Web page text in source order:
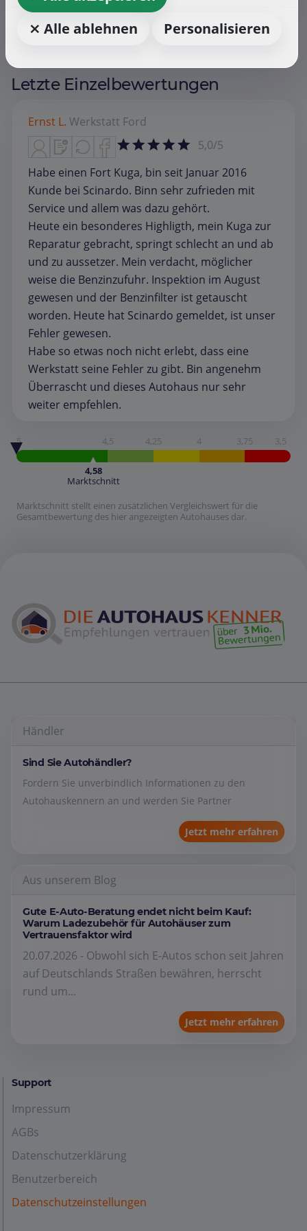
Letzte Einzelbewertungen
Ernst L. Werkstatt Ford
5,0/5
Habe einen Fort Kuga, bin seit Januar 2016
Kunde bei Scinardo. Binn sehr zufrieden mit
Service und allem was dazu gehört.
Heute ein besonderes Highligth, mein Kuga zur
Reparatur gebracht, springt schlecht an und ab
und zu aussetzer. Mein verdacht, möglicher
weise die Benzinzufuhr. Inspektion im August
gewesen und der Benzinfilter ist getauscht
worden. Heute hat Scinardo gemeldet, ist unser
Fehler gewesen.
Habe so etwas noch nicht erlebt, dass eine
Werkstatt seine Fehler zu gibt. Bin angenehm
Überrascht und dieses Autohaus nur sehr
weiter empfehlen.
5 4,5 4,25 4 3,75 3,5
4,58
Marktschnitt
Marktschnitt stellt einen zusätzlichen Vergleichswert für die
Gesamtbewertung des hier angezeigten Autohauses dar.
Händler
Sind Sie Autohändler?
Fordern Sie unverbindlich Informationen zu den
Autohauskennern an und werden Sie Partner
Jetzt mehr erfahren
Aus unserem Blog
Gute E-Auto-Beratung endet nicht beim Kauf:
Warum Ladezubehör für Autohäuser zum
Vertrauensfaktor wird
20.07.2026 - Obwohl sich E-Autos schon seit Jahren
auf Deutschlands Straßen bewähren, herrscht
rund um...
Jetzt mehr erfahren
Support
Impressum
AGBs
Datenschutzerklärung
Benutzerbereich
Datenschutzeinstellungen
⨯ Alle ablehnen
Personalisieren